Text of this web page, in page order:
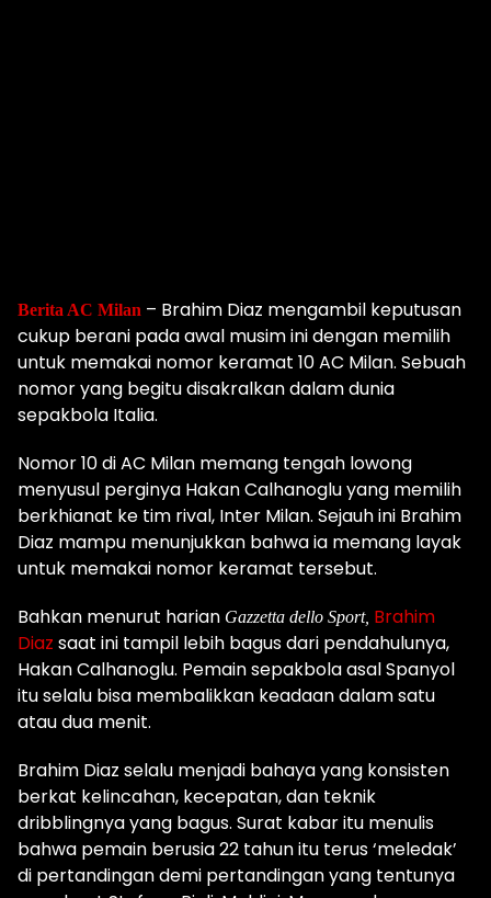
Berita AC Milan – Brahim Diaz mengambil keputusan
cukup berani pada awal musim ini dengan memilih
untuk memakai nomor keramat 10 AC Milan. Sebuah
nomor yang begitu disakralkan dalam dunia
sepakbola Italia.
Nomor 10 di AC Milan memang tengah lowong
menyusul perginya Hakan Calhanoglu yang memilih
berkhianat ke tim rival, Inter Milan. Sejauh ini Brahim
Diaz mampu menunjukkan bahwa ia memang layak
untuk memakai nomor keramat tersebut.
Bahkan menurut harian Gazzetta dello Sport, Brahim
Diaz saat ini tampil lebih bagus dari pendahulunya,
Hakan Calhanoglu. Pemain sepakbola asalSpanyol
itu selalu bisa membalikkan keadaan dalam satu
atau dua menit.
Brahim Diaz selalu menjadi bahaya yang konsisten
berkat kelincahan, kecepatan, dan teknik
dribblingnya yang bagus. Surat kabar itu menulis
bahwa pemain berusia 22 tahun itu terus ‘meledak’
di pertandingan demi pertandingan yang tentunya